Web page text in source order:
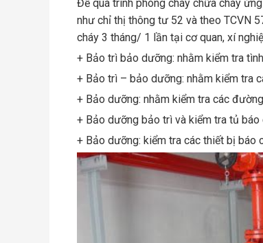
Để quá trình phòng cháy chữa cháy
như chỉ thị thông tư 52 và theo TCVN
cháy 3 tháng/ 1 lần tại cơ quan, xí
+ Bảo trì bảo dưỡng: nhằm kiểm tra
+ Bảo trì – bảo dưỡng: nhằm kiểm tra
+ Bảo dưỡng: nhằm kiểm tra các
+ Bảo dưỡng bảo trì và kiểm tra tủ báo
+ Bảo dưỡng: kiểm tra các thiết bị báo